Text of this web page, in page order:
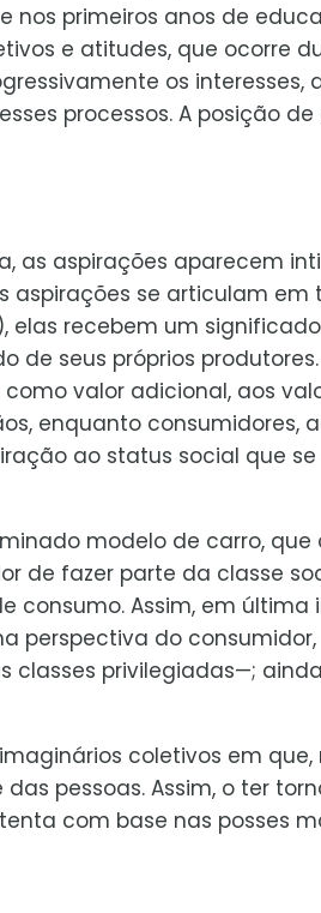
nos primeiros anos de
e atitudes, que ocorre
os interesses,
processos. A posição de
as aspirações aparecem
aspirações se articulam
recebem um
de seus próprios
valor adicional, aos
enquanto consumidores,
ao status social que
modelo de carro,
de fazer parte da classe
consumo. Assim, em última
perspectiva do
classes privilegiadas—;
coletivos em
pessoas. Assim, o ter
com base nas posses